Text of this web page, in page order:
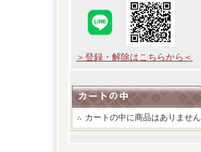
＞登録・解除はこちらから＜
カートの中に商品はありません